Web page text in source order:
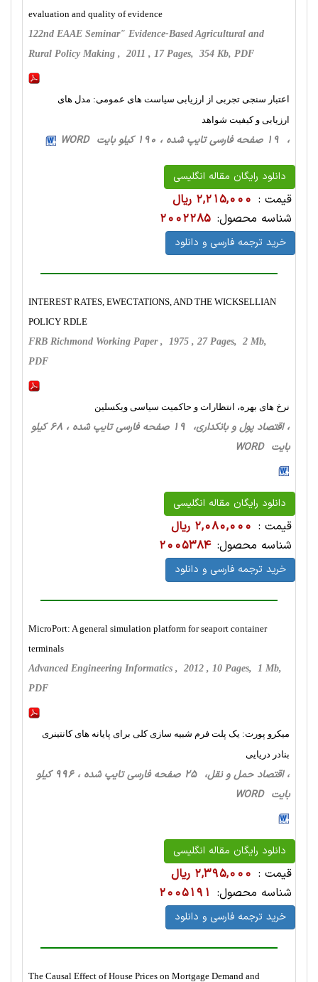
evaluation and quality of evidence
122nd EAAE Seminar" Evidence-Based Agricultural and
Rural Policy Making , 2011 , 17 Pages, 354 Kb, PDF
اعتبار سنجی تجربی از ارزیابی سیاست های عمومی: مدل های
ارزیابی و کیفیت شواهد
، 19 صفحه فارسی تایپ شده ، 190 کیلو بایت WORD
دانلود رایگان مقاله انگلیسی
قیمت : 2,215,000 ریال
شناسه محصول: 2002285
خرید ترجمه فارسی و دانلود
INTEREST RATES, EWECTATIONS, AND THE WICKSELLIAN
POLICY RDLE
FRB Richmond Working Paper , 1975 , 27 Pages, 2 Mb,
PDF
نرخ های بهره، انتظارات و حاکمیت سیاسی ویکسلین
، اقتصاد پول و بانکداری، 19 صفحه فارسی تایپ شده ، 68 کیلو
بایت WORD
دانلود رایگان مقاله انگلیسی
قیمت : 2,080,000 ریال
شناسه محصول: 2005384
خرید ترجمه فارسی و دانلود
MicroPort: A general simulation platform for seaport container
terminals
Advanced Engineering Informatics , 2012 , 10 Pages, 1 Mb,
PDF
میکرو پورت: یک پلت فرم شبیه سازی کلی برای پایانه های کانتینری
بنادر دریایی
، اقتصاد حمل و نقل، 25 صفحه فارسی تایپ شده ، 996 کیلو
بایت WORD
دانلود رایگان مقاله انگلیسی
قیمت : 2,395,000 ریال
شناسه محصول: 2005191
خرید ترجمه فارسی و دانلود
The Causal Effect of House Prices on Mortgage Demand and